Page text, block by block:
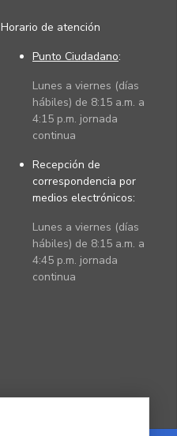
Horario de atención
Punto Ciudadano:
Lunes a viernes (días
hábiles) de 8:15 a.m. a
4:15 p.m. jornada
continua
Recepción de
correspondencia por
medios electrónicos:
Lunes a viernes (días
hábiles) de 8:15 a.m. a
4:45 p.m. jornada
continua